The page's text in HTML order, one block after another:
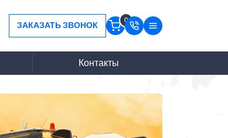
ЗАКАЗАТЬ ЗВОНОК
0
Контакты